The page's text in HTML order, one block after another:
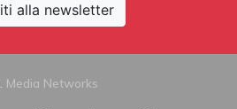
alla newsletter
Media Networks